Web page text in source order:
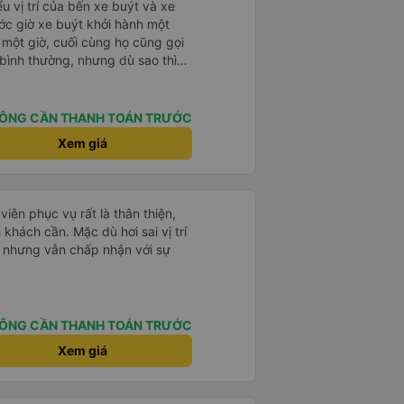
vị trí của bến xe buýt và xe
giờ xe buýt khởi hành một
giờ, cuối cùng họ cũng gọi
thường, nhưng dù sao thì
nhiều.
CẦN THANH TOÁN TRƯỚC
Xem giá
phục vụ rất là thân thiện,
cần. Mặc dù hơi sai vị trí
vẫn chấp nhận với sự
CẦN THANH TOÁN TRƯỚC
Xem giá